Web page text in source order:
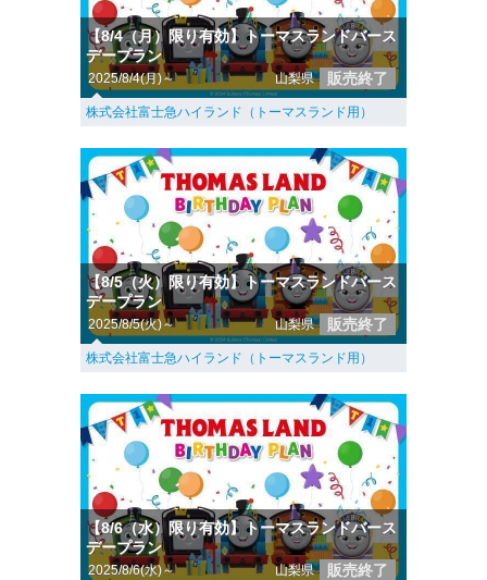
【8/4（月）限り有効】トーマスランドバース
デープラン
2025/8/4(月)～ 山梨県 販売終了
株式会社富士急ハイランド（トーマスランド用）
【8/5（火）限り有効】トーマスランドバース
デープラン
2025/8/5(火)～ 山梨県 販売終了
株式会社富士急ハイランド（トーマスランド用）
【8/6（水）限り有効】トーマスランドバース
デープラン
2025/8/6(水)～ 山梨県 販売終了